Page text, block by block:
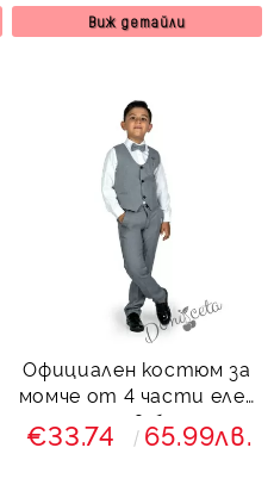
Виж детайли
Официален костюм за
момче от 4 части елек
, риза в бяло,
панталон и папийонка
€33.74 65.99лв.